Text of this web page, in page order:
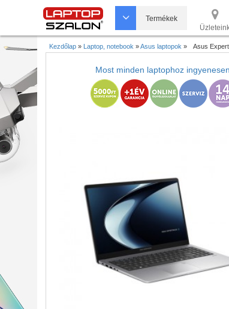
Termékek
Kezdőlap » Laptop, notebook »Asus laptopok » Asus
Most minden laptophoz ingyenesen